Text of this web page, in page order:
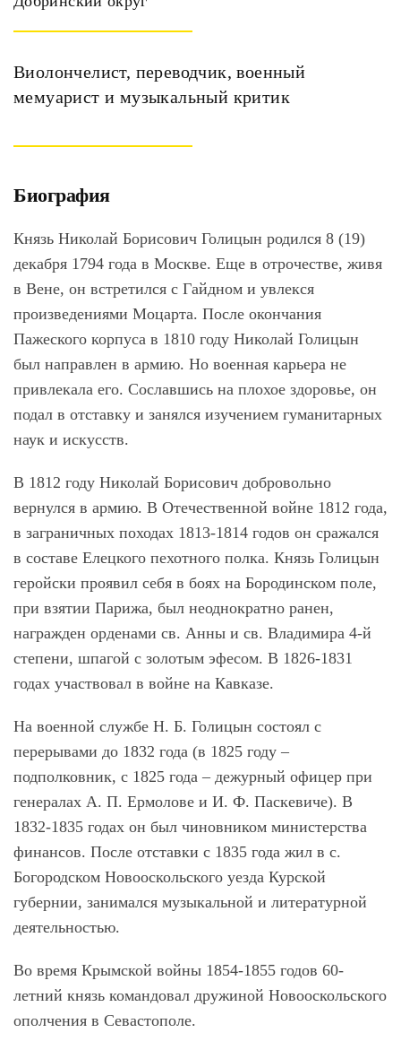
Виолончелист, переводчик, военный
мемуарист и музыкальный критик
Биография
Князь Николай Борисович Голицын родился 8 (19)
декабря 1794 года в Москве. Еще в отрочестве, живя
в Вене, он встретился с Гайдном и увлекся
произведениями Моцарта. После окончания
Пажеского корпуса в 1810 году Николай Голицын
был направлен в армию. Но военная карьера не
привлекала его. Сославшись на плохое здоровье, он
подал в отставку и занялся изучением гуманитарных
наук и искусств.
В 1812 году Николай Борисович добровольно
вернулся в армию. В Отечественной войне 1812 года,
в заграничных походах 1813-1814 годов он сражался
в составе Елецкого пехотного полка. Князь Голицын
геройски проявил себя в боях на Бородинском поле,
при взятии Парижа, был неоднократно ранен,
награжден орденами св. Анны и св. Владимира 4-й
степени, шпагой с золотым эфесом. В 1826-1831
годах участвовал в войне на Кавказе.
На военной службе Н. Б. Голицын состоял с
перерывами до 1832 года (в 1825 году –
подполковник, с 1825 года – дежурный офицер при
генералах А. П. Ермолове и И. Ф. Паскевиче). В
1832-1835 годах он был чиновником министерства
финансов. После отставки с 1835 года жил в с.
Богородском Новооскольского уезда Курской
губернии, занимался музыкальной и литературной
деятельностью.
Во время Крымской войны 1854-1855 годов 60-
летний князь командовал дружиной Новооскольского
ополчения в Севастополе.